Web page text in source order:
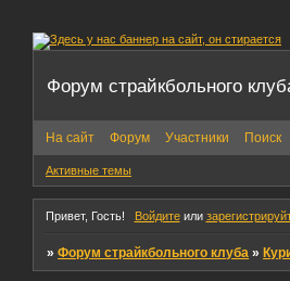
Форум страйкбольного
На сайт Форум Участники Поиск
Активные темы
Привет, Гость! Войдитеили
»Форум страйкбольного клуба »